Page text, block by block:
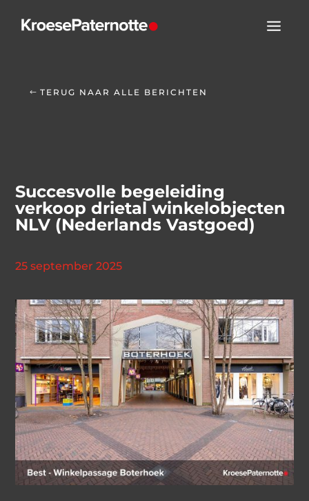
TERUG NAAR ALLE BERICHTEN
Succesvolle begeleiding
verkoop drietal winkelobjecten
NLV (Nederlands Vastgoed)
25 september 2025